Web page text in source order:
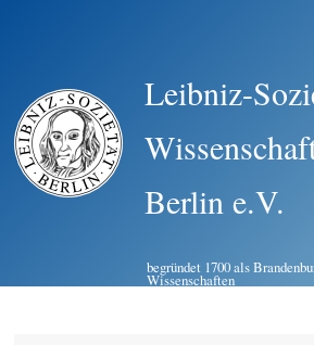
Leibniz-
Berlin e.V.
begründet 1700 als
Wissenschaften